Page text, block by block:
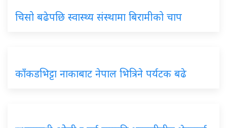
चिसो बढेपछि स्वास्थ्य संस्थामा बिरामीको चाप
काँकडभिट्टा नाकाबाट नेपाल भित्रिने पर्यटक बढे